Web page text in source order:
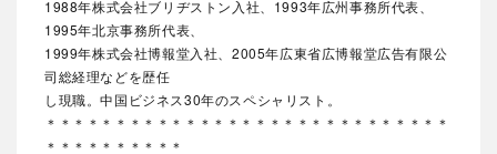
1988年株式会社ブリヂストン入社、1993年広州事務所代表、
1995年北京事務所代表、
1999年株式会社博報堂入社、2005年広東省広博報堂広告有限公
司総経理などを歴任
し現職。中国ビジネス30年のスペシャリスト。
＊＊＊＊＊＊＊＊＊＊＊＊＊＊＊＊＊＊＊＊＊＊＊＊＊＊＊＊＊
＊＊＊＊＊＊＊＊＊＊